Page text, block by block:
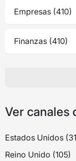
Empresas (410)
Finanzas (410)
Ver canales
Estados Unidos
Reino Unido (105)